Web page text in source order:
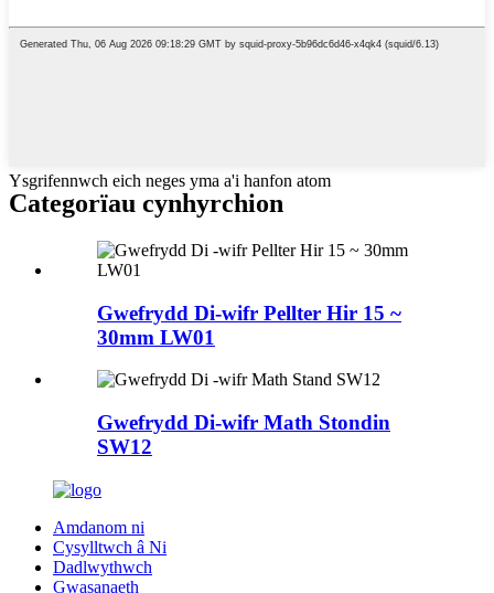
Ysgrifennwch eich neges yma a'i hanfon atom
Categorïau cynhyrchion
Gwefrydd Di-wifr Pellter Hir 15 ~
30mm LW01
Gwefrydd Di-wifr Math Stondin
SW12
Amdanom ni
Cysylltwch â Ni
Dadlwythwch
Gwasanaeth